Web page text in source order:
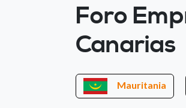
Foro
Canarias
Mauritania